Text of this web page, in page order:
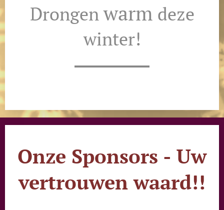
Drongenwarm deze
winter!
Onze Sponsors - Uw
vertrouwen waard!!